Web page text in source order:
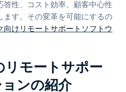
答性、コスト効率、顧客中心性
ます。その変革を可能にするの
向けリモートサポートソフトウ
モートサポー
ンの紹介